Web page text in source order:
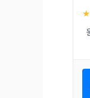
★